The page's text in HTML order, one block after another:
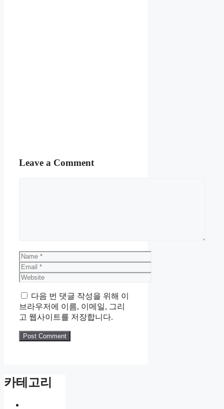
Leave a Comment
Name
Email
Website
다음 번 댓글 작성을 위해 이
브라우저에 이름, 이메일, 그리
고 웹사이트를 저장합니다.
카테고리